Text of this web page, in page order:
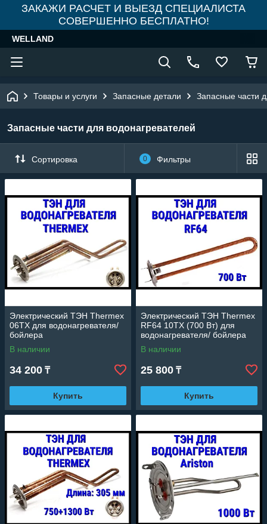
ЗАКАЖИ РАСЧЕТ И ВЫЕЗД СПЕЦИАЛИСТА
СОВЕРШЕННО БЕСПЛАТНО!
WELLAND
Товары и услуги Запасные детали Запасные части
Запасные части для водонагревателей
Сортировка 0 Фильтры
Электрический ТЭН Thermex
06TX для водонагревателя/
бойлера
В наличии
34 200 ₸
Купить
Электрический ТЭН Thermex
RF64 10TX (700 Вт) для
водонагревателя/ бойлера
В наличии
25 800 ₸
Купить